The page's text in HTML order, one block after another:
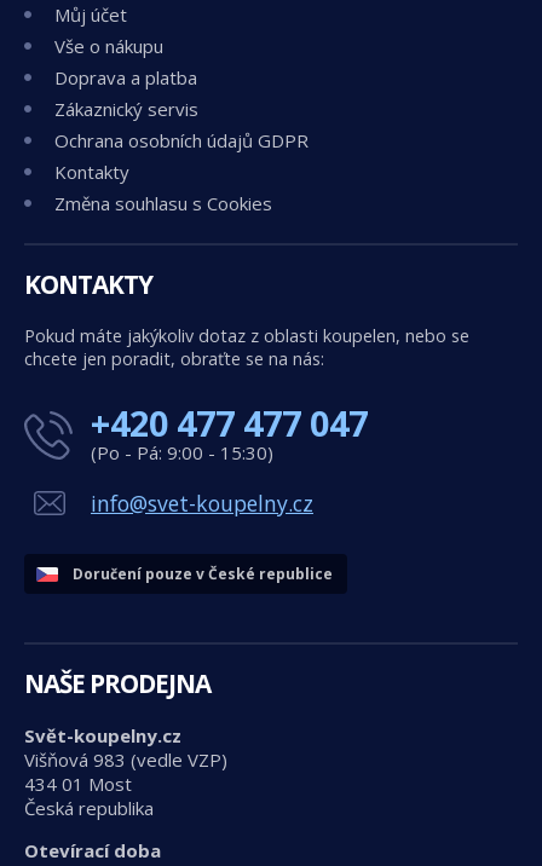
Můj účet
Vše o nákupu
Doprava a platba
Zákaznický servis
Ochrana osobních údajů GDPR
Kontakty
Změna souhlasu s Cookies
KONTAKTY
Pokud máte jakýkoliv dotaz z oblasti koupelen, nebo se
chcete jen poradit, obraťte se na nás:
+420 477 477 047
(Po - Pá: 9:00 - 15:30)
info@svet-koupelny.cz
Doručení pouze v České republice
NAŠE PRODEJNA
Svět-koupelny.cz
Višňová 983 (vedle VZP)
434 01 Most
Česká republika
Otevírací doba